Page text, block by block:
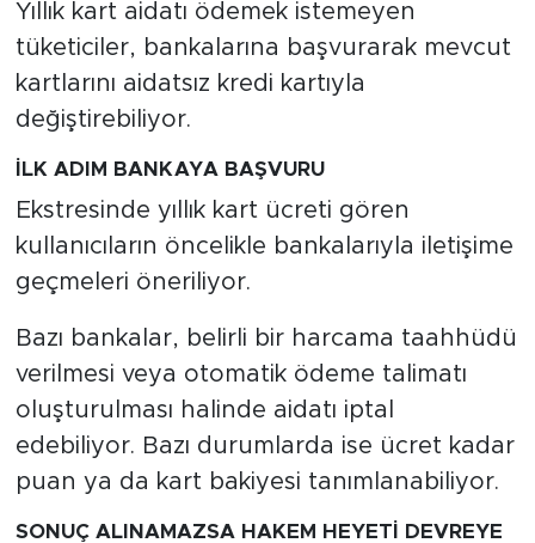
Yıllık kart aidatı ödemek istemeyen
tüketiciler, bankalarına başvurarak mevcut
kartlarını aidatsız kredi kartıyla
değiştirebiliyor.
İLK ADIM BANKAYA BAŞVURU
Ekstresinde yıllık kart ücreti gören
kullanıcıların öncelikle bankalarıyla iletişime
geçmeleri öneriliyor.
Bazı bankalar, belirli bir harcama taahhüdü
verilmesi veya otomatik ödeme talimatı
oluşturulması halinde aidatı iptal
edebiliyor. Bazı durumlarda ise ücret kadar
puan ya da kart bakiyesi tanımlanabiliyor.
SONUÇ ALINAMAZSA HAKEM HEYETİ DEVREYE